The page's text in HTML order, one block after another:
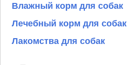
Влажный корм для собак
Лечебный корм для собак
Лакомства для собак